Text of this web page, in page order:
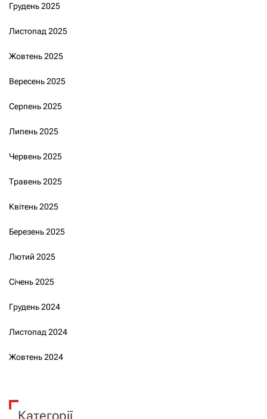
Грудень 2025
Листопад 2025
Жовтень 2025
Вересень 2025
Серпень 2025
Липень 2025
Червень 2025
Травень 2025
Квітень 2025
Березень 2025
Лютий 2025
Січень 2025
Грудень 2024
Листопад 2024
Жовтень 2024
Категорії